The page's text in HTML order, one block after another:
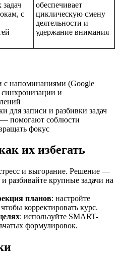
задач
с
обеспечивает
циклическую смену
деятельности и
удержание внимания
с напоминаниями (Google
и
для записи и разбивки задач
помогают соблюсти
фокус
их избегать
и выгорание. Решение —
разбивайте крупные задачи на
планов: настройте
корректировать курс.
: используйте SMART-
формулировок.